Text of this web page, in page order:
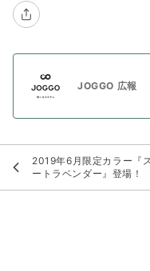
JOGGO 広報
2019年6月限定カラー『
ートラベンダー』登場！